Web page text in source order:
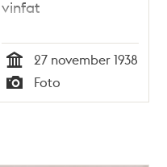
vinfat
Tid
27 november 1938
Typ
Foto